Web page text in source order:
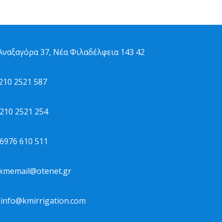
37, Νέα Φιλαδέλφεια 143 42
2521 587
210 2521 254
6976 610 511
info@kmirrigation.com